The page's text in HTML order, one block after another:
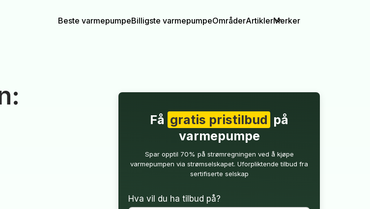
Beste varmepumpeBilligste varmepumpeOmråderArtiklerMerker
Få gratis pristilbud på
varmepumpe
Spar opptil 70% på strømregningen ved å kjøpe
varmepumpen via strømselskapet. Uforpliktende tilbud fra
sertifiserte selskap
Hva vil du ha tilbud på?